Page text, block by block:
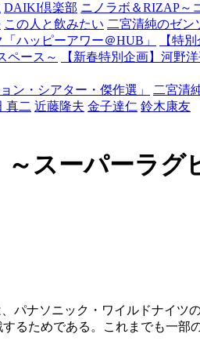
DAIKI倶楽部 ニノラボ＆RIZAP～
この人と飲みたい 二宮清純のゼン
ハッピーアワー＠HUB」
【特
ペース～ 【新春特別企画】河野
ン・シアター・傑作選」
二宮清
真二 近藤隆夫 金子達仁 鈴木康友
スーパーラグ
ナソニック・ワイルドナイツ
るためである。これまでも一部